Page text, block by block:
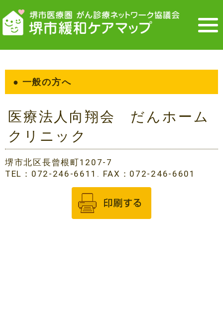
● 一般の方へ
医療法人向翔会 だんホーム
クリニック
堺市北区長曾根町1207-7
TEL：072-246-6611. FAX：072-246-6601